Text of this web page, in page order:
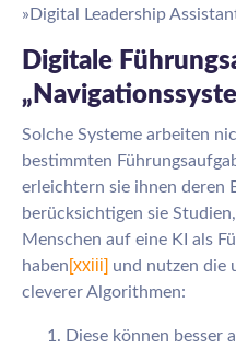
»Digital Leadership
Digitale
Solche Systeme arbeiten
bestimmten
erleichtern sie ihnen deren
berücksichtigen sie
Menschen auf eine KI als
haben[xxiii] und nutzen die
cleverer Algorithmen:
Diese können besser